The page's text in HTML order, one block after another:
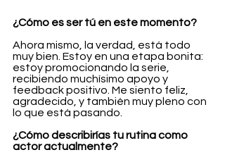
¿Cómo es ser tú en este momento?
Ahora mismo, la verdad, está todo
muy bien. Estoy en una etapa bonita:
estoy promocionando la serie,
recibiendo muchísimo apoyo y
feedback positivo. Me siento feliz,
agradecido, y también muy pleno con
lo que está pasando.
¿Cómo describirías tu rutina como
actor actualmente?